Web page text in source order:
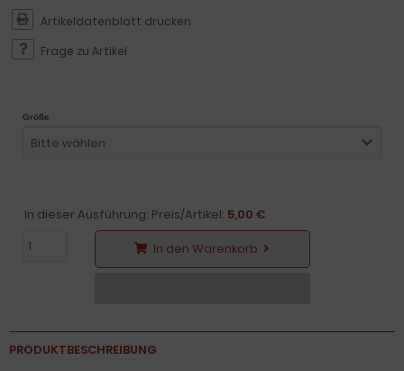
Artikeldatenblatt drucken
Frage zu Artikel
Größe
Bitte wählen
In dieser Ausführung: Preis/Artikel: 5,00 €
In den Warenkorb
PRODUKTBESCHREIBUNG